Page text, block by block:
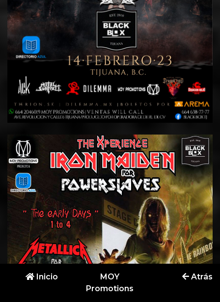
Inicio
MOY
Promotions
Atrás